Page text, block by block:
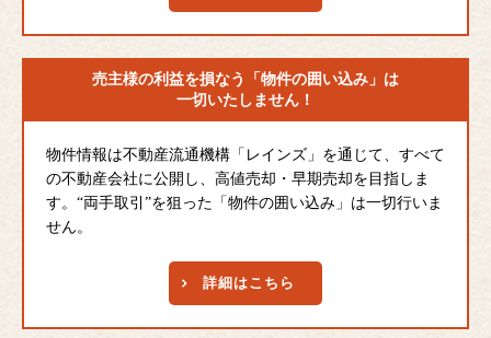
売主様の利益を損なう
「物件の囲い込み」は
一切いたしません！
物件情報は不動産流通機構「レインズ」を通じて、すべて
の不動産会社に公開し、高値売却・早期売却を目指しま
す。“両手取引”を狙った「物件の囲い込み」は一切行いま
せん。
詳細はこちら